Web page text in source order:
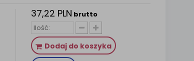
37,22 PLN brutto
Dodaj do koszyka